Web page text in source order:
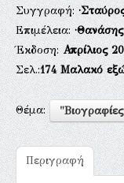
Συγγραφή:
Επιμέλεια:
Έκδοση:Απρίλιος
Σελ.:174 Μαλακό
Θέμα:
Περιγραφή